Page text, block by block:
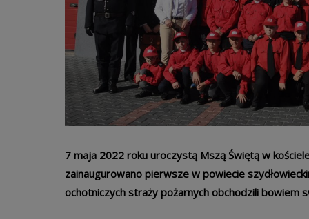
7 maja 2022 roku uroczystą Mszą Świętą w
zainaugurowano pierwsze w powiecie
ochotniczych straży pożarnych obchodzili bowiem